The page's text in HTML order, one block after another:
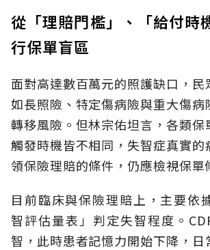
從「理賠門檻」、「給付時
行保單盲區
面對高達數百萬元的照護缺口，民
如長照險、特定傷病險與重大傷病
轉移風險。但林宗佑坦言，各類保
觸發時機皆不相同，失智症真實的
領保險理賠的條件，仍應檢視保單
目前臨床與保險理賠上，主要依
智評估量表」判定失智程度。
智，此時患者記憶力開始下降，日